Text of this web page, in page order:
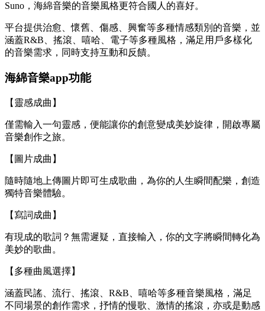
Suno，海綿音樂的音樂風格更符合國人的喜好。
平台提供治愈、懷舊、傷感、興奮等多種情感類別的音樂，並
涵蓋R&B、搖滾、嘻哈、電子等多種風格，滿足用戶多樣化
的音樂需求，同時支持互動和反饋。
海綿音樂app功能
【靈感成曲】
僅需輸入一句靈感，便能讓你的創意變成美妙旋律，開啟專屬
音樂創作之旅。
【圖片成曲】
隨時隨地上傳圖片即可生成歌曲，為你的人生瞬間配樂，創造
獨特音樂體驗。
【寫詞成曲】
有現成的歌詞？無需遲疑，直接輸入，你的文字將瞬間轉化為
美妙的歌曲。
【多種曲風選擇】
涵蓋民謠、流行、搖滾、R&B、嘻哈等多種音樂風格，滿足
不同場景的創作需求，抒情的慢歌、激情的搖滾，亦或是動感